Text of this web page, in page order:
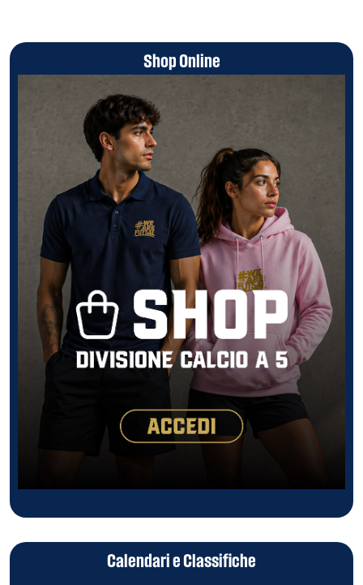
Shop Online
Calendari e Classifiche